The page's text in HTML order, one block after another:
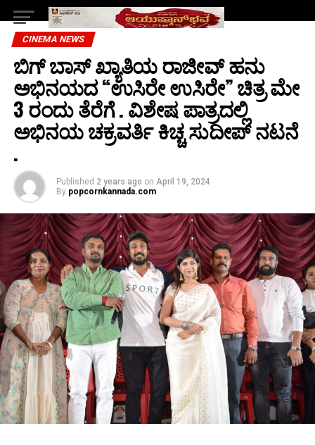
CINEMA NEWS
ಬಿಗ್ ಬಾಸ್ ಖ್ಯಾತಿಯ ರಾಜೀವ್ ಹನು
ಅಭಿನಯದ “ಉಸಿರೇ ಉಸಿರೇ” ಚಿತ್ರ ಮೇ
3 ರಂದು ತೆರೆಗೆ . ವಿಶೇಷ ಪಾತ್ರದಲ್ಲಿ
ಅಭಿನಯ ಚಕ್ರವರ್ತಿ ಕಿಚ್ಚ ಸುದೀಪ್ ನಟನೆ
.
Published 2 years ago on April 19, 2024
By popcornkannada.com